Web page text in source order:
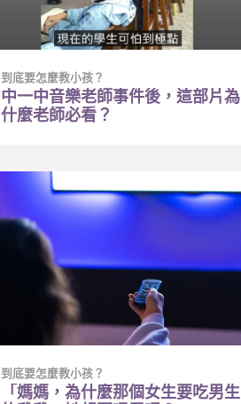
到底要怎麼教小孩？
中一中音樂老師事件後，這部片為
什麼老師必看？
到底要怎麼教小孩？
「媽媽，為什麼那個女生要吃男生